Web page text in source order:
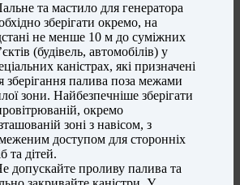
та мастило для генератора
зберігати окремо, на
не менше 10 м до суміжних
(будівель, автомобілів) у
каністрах, які призначені
зберігання палива поза межами
зони. Найбезпечніше зберігати
окремо
зоні з навісом, з
доступом для сторонніх
та дітей.
допускайте проливу палива та